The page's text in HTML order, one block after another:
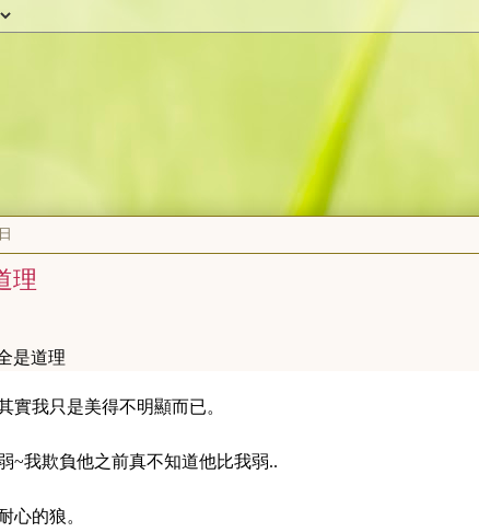
理
道理
實我只是美得不明顯而已。
~我欺負他之前真不知道他比我弱..
心的狼。